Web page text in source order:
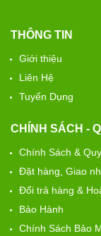
THÔNG TIN
Giới thiệu
Liên Hệ
Tuyển Dụng
CHÍNH SÁCH -
Chính Sách &
Đặt hàng, Giao
Đổi trả hàng &
Bảo Hành
Chính Sách Bảo